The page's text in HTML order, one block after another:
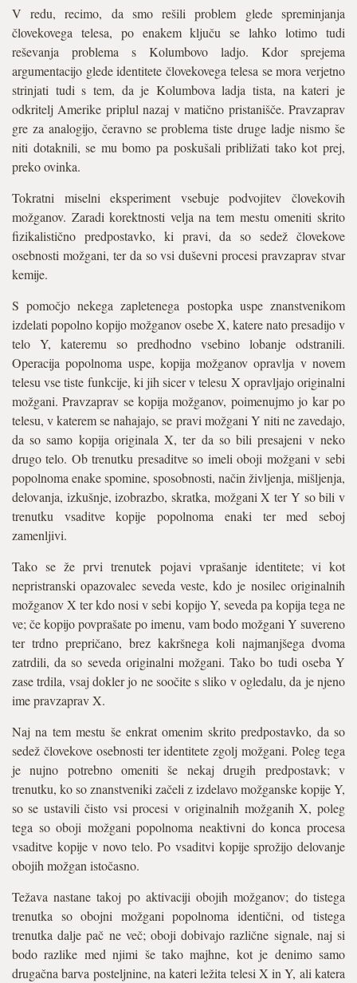
V redu, recimo, da smo rešili problem glede spreminjanja
človekovega telesa, po enakem ključu se lahko lotimo tudi
reševanja problema s Kolumbovo ladjo. Kdor sprejema
argumentacijo glede identitete človekovega telesa se mora verjetno
strinjati tudi s tem, da je Kolumbova ladja tista, na kateri je
odkritelj Amerike priplul nazaj v matično pristanišče. Pravzaprav
gre za analogijo, čeravno se problema tiste druge ladje nismo še
niti dotaknili, se mu bomo pa poskušali približati tako kot prej,
preko ovinka.
Tokratni miselni eksperiment vsebuje podvojitev človekovih
možganov. Zaradi korektnosti velja na tem mestu omeniti skrito
fizikalistično predpostavko, ki pravi, da so sedež človekove
osebnosti možgani, ter da so vsi duševni procesi pravzaprav stvar
kemije.
S pomočjo nekega zapletenega postopka uspe znanstvenikom
izdelati popolno kopijo možganov osebe X, katere nato presadijo v
telo Y, kateremu so predhodno vsebino lobanje odstranili.
Operacija popolnoma uspe, kopija možganov opravlja v novem
telesu vse tiste funkcije, ki jih sicer v telesu X opravljajo originalni
možgani. Pravzaprav se kopija možganov, poimenujmo jo kar po
telesu, v katerem se nahajajo, se pravi možgani Y niti ne zavedajo,
da so samo kopija originala X, ter da so bili presajeni v neko
drugo telo. Ob trenutku presaditve so imeli oboji možgani v sebi
popolnoma enake spomine, sposobnosti, način življenja, mišljenja,
delovanja, izkušnje, izobrazbo, skratka, možgani X ter Y so bili v
trenutku vsaditve kopije popolnoma enaki ter med seboj
zamenljivi.
Tako se že prvi trenutek pojavi vprašanje identitete; vi kot
nepristranski opazovalec seveda veste, kdo je nosilec originalnih
možganov X ter kdo nosi v sebi kopijo Y, seveda pa kopija tega ne
ve; če kopijo povprašate po imenu, vam bodo možgani Y suvereno
ter trdno prepričano, brez kakršnega koli najmanjšega dvoma
zatrdili, da so seveda originalni možgani. Tako bo tudi oseba Y
zase trdila, vsaj dokler jo ne soočite s sliko v ogledalu, da je njeno
ime pravzaprav X.
Naj na tem mestu še enkrat omenim skrito predpostavko, da so
sedež človekove osebnosti ter identitete zgolj možgani. Poleg tega
je nujno potrebno omeniti še nekaj drugih predpostavk; v
trenutku, ko so znanstveniki začeli z izdelavo možganske kopije Y,
so se ustavili čisto vsi procesi v originalnih možganih X, poleg
tega so oboji možgani popolnoma neaktivni do konca procesa
vsaditve kopije v novo telo. Po vsaditvi kopije sprožijo delovanje
obojih možgan istočasno.
Težava nastane takoj po aktivaciji obojih možganov; do tistega
trenutka so obojni možgani popolnoma identični, od tistega
trenutka dalje pač ne več; oboji dobivajo različne signale, naj si
bodo razlike med njimi še tako majhne, kot je denimo samo
drugačna barva posteljnine, na kateri ležita telesi X in Y, ali katera